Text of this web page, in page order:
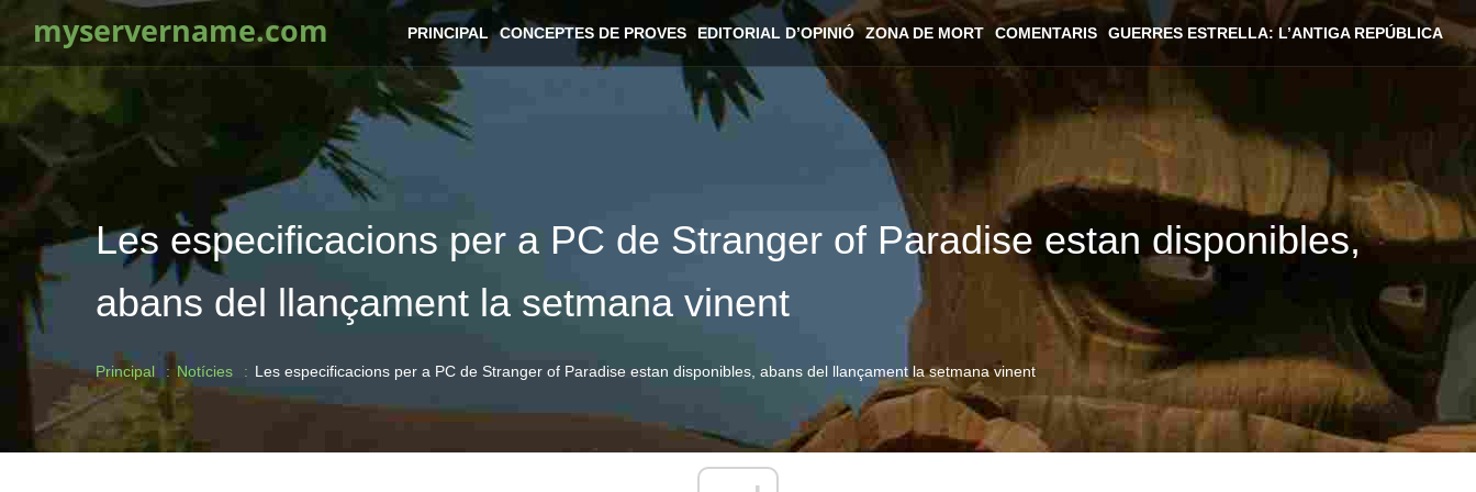
myservername.com PRINCIPAL CONCEPTES DE PROVES EDITORIAL D’OPINIÓ ZONA DE MORT COMENTARIS GUERRES ESTRELLA: L’ANTIGA REPÚBLICA
Les especificacions per a PC de Stranger of Paradise estan disponibles,
abans del llançament la setmana vinent
Principal Notícies Les especificacions per a PC de Stranger of Paradise estan disponibles, abans del llançament la setmana vinent